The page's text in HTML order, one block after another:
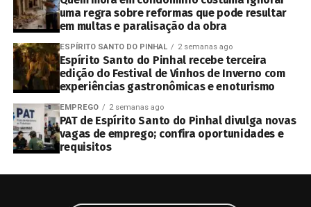
uma regra sobre reformas que pode resultar
em multas e paralisação da obra
ESPÍRITO SANTO DO PINHAL 2 semanas ago
Espírito Santo do Pinhal recebe terceira
edição do Festival de Vinhos de Inverno com
experiências gastronômicas e enoturismo
EMPREGO 2 semanas ago
PAT de Espírito Santo do Pinhal divulga novas
vagas de emprego; confira oportunidades e
requisitos